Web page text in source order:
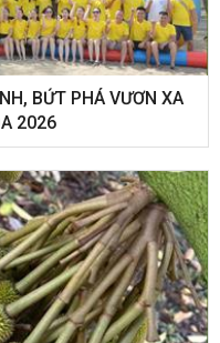
BỨT PHÁ VƯƠN XA
2026